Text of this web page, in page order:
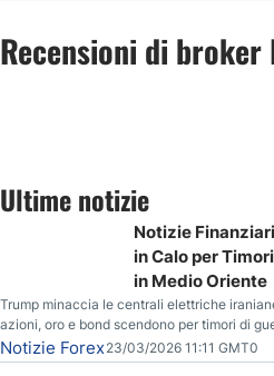
Recensioni di
Ultime notizie
Notizie
in Calo per
in Medio Oriente
Trump minaccia le centrali elettriche
azioni, oro e bond scendono per timori di
entrano in correzione; il petrolio greggio
Notizie Forex23/03/2026 11:11 GMT0